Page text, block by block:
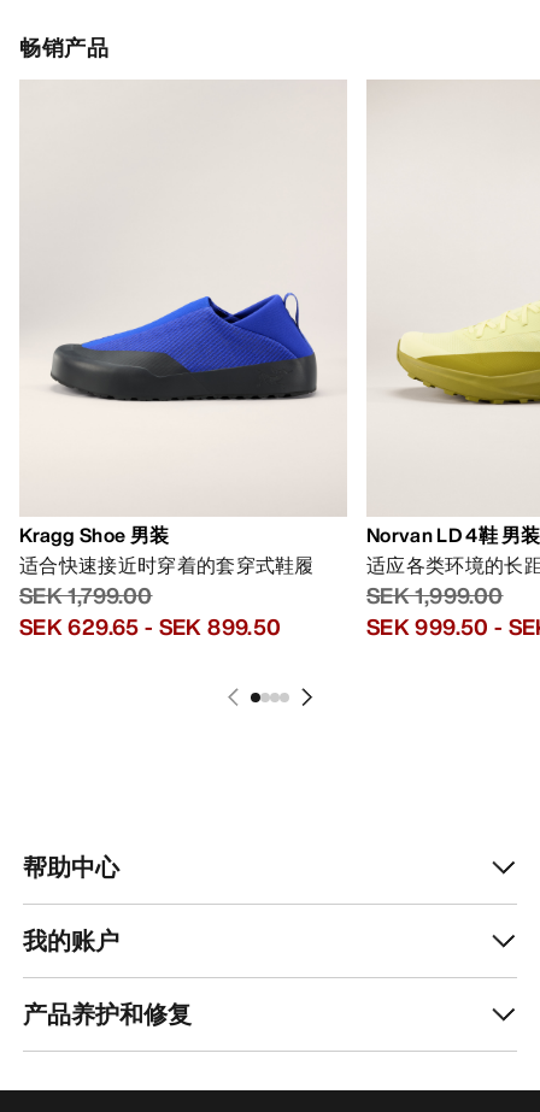
畅销产品
Kragg Shoe 男装
适合快速接近时穿着的套穿式鞋履
SEK 1,799.00
SEK 629.65- SEK 899.50
Norvan LD 4鞋 男装
适应各类环境的长
SEK 1,999.00
SEK 999.50 -
帮助中心
我的账户
产品养护和修复